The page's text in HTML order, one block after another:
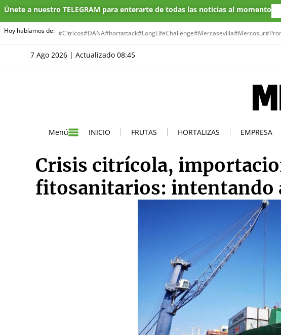
Únete a nuestro TELEGRAM para enterarte de todas las noticias al momento
Hoy hablamos de: #Cítricos#DANA#hortattack#LongLifeChallenge#Mercasevilla#Mercosur
7 Ago 2026 | Actualizado 08:45
Menú INICIO FRUTAS HORTALIZAS EMPRESA
Crisis citrícola,
fitosanitarios: intentando